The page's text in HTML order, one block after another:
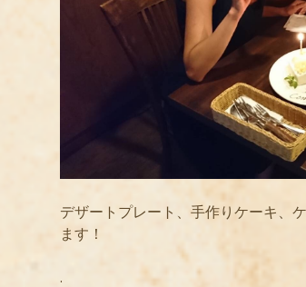
デザートプレート、手作りケーキ、
ます！
.